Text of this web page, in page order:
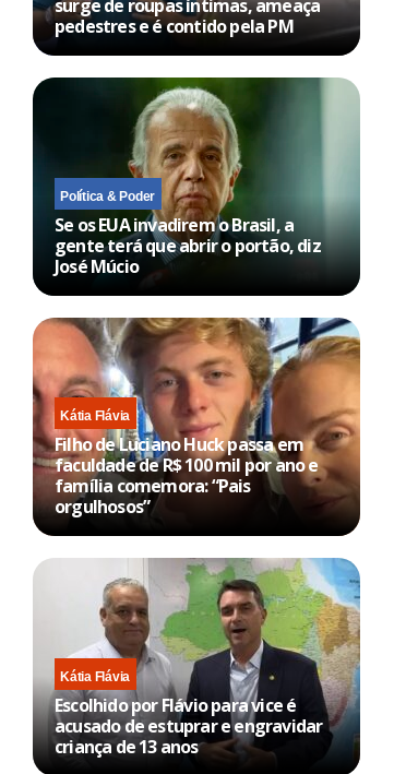
surge de roupas íntimas, ameaça
pedestres e é contido pela PM
Política & Poder
Se os EUA invadirem o Brasil, a
gente terá que abrir o portão, diz
José Múcio
Kátia Flávia
Filho de Luciano Huck passa em
faculdade de R$ 100 mil por ano e
família comemora: “Pais
orgulhosos”
Kátia Flávia
Escolhido por Flávio para vice é
acusado de estuprar e engravidar
criança de 13 anos